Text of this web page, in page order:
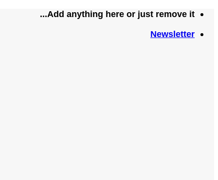
تخطيAdd anything here or just remove it...
Newsletter